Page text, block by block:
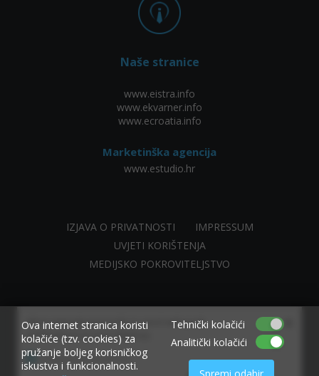
Allow www.ekvarner.info to send web push
notifications to your desktop.
Powered by SendPulse
×
Naše stranice
www.eistra.info
www.ekvarner.info
www.ecroatia.info
Marketinška agencija
www.estudio.hr
IZJAVA O PRIVATNOSTI
IMPRESSUM
UVJETI KORIŠTENJA
MEDIJSKO POKROVITELJSTVO
Ova internet stranica koristi
kolačiće (tzv. cookies) za
pružanje boljeg korisničkog
iskustva i funkcionalnosti.
Tehnički kolačići
Analitički kolačići